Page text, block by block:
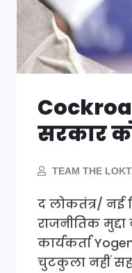
सरकार
TEAM THE
द लोकतंत्र/ नई
राजनीतिक
कार्यकर्ता
चुटकुला नहीं